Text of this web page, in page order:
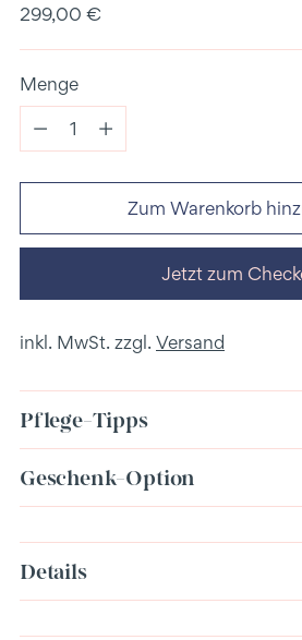
Regulärer
299,00 €
Menge
Menge
Zum Warenkorb
Jetzt zum
inkl. MwSt. zzgl. Versand
Pflege-Tipps
Geschenk-Option
in
den
Details